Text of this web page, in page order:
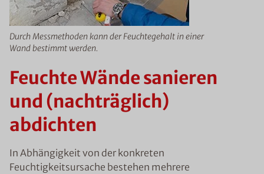
Durch Messmethoden kann der Feuchtegehalt in einer
Wand bestimmt werden.
Feuchte Wände sanieren
und (nachträglich)
abdichten
In Abhängigkeit von der konkreten
Feuchtigkeitsursache bestehen mehrere